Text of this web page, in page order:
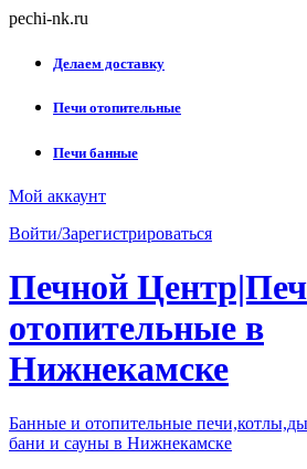
Skip
content
pechi-nk.ru
Делаем доставку
Печи отопительные
Печи банные
Мой аккаунт
Войти/Зарегистрироваться
Печной
отопительные в
Нижнекамске
Банные и отопительные
бани и сауны в Нижнекамске